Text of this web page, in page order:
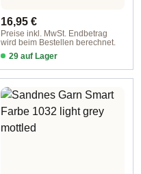
Regulärer Preis:
16,95 €
Preise inkl. MwSt. Endbetrag
wird beim Bestellen berechnet.
29 auf Lager